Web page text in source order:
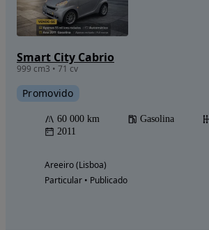
Smart City Cabrio
999 cm3 • 71 cv
Promovido
60 000 km Gasolina
2011
Areeiro (Lisboa)
Particular • Publicado